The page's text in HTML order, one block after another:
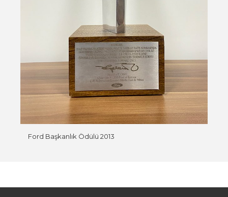
Ford Başkanlık Ödülü 2013